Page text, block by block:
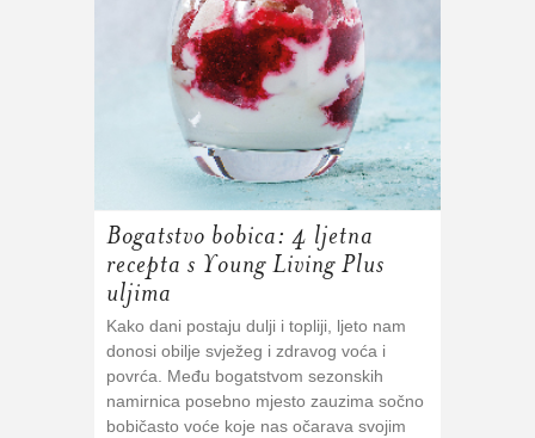
Bogatstvo bobica: 4 ljetna
recepta s Young Living Plus
uljima
Kako dani postaju dulji i topliji, ljeto nam
donosi obilje svježeg i zdravog voća i
povrća. Među bogatstvom sezonskih
namirnica posebno mjesto zauzima sočno
bobičasto voće koje nas očarava svojim